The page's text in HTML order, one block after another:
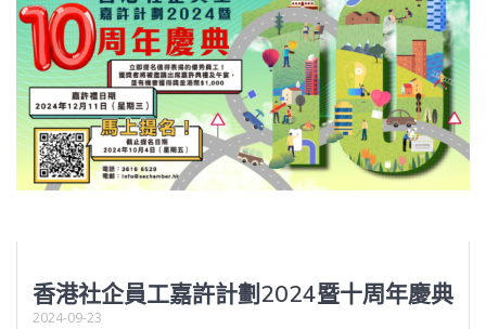
香港社企員⼯嘉許計劃2024暨十周年慶典
2024-09-23